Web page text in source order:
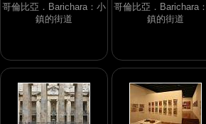
哥倫比亞．Barichara：小
鎮的街道
哥倫比亞．Barichara
鎮的街道